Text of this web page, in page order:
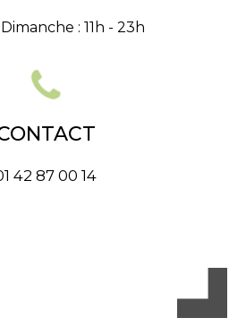
: 11h - 23h
42 87 00 14